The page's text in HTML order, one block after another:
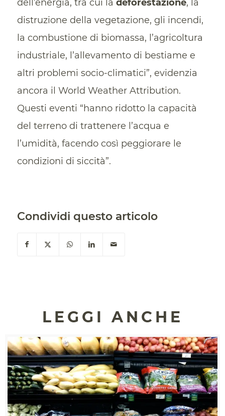
dell’energia, tra cui la deforestazione, la
distruzione della vegetazione, gli incendi,
la combustione di biomassa, l’agricoltura
industriale, l’allevamento di bestiame e
altri problemi socio-climatici”, evidenzia
ancora il World Weather Attribution.
Questi eventi “hanno ridotto la capacità
del terreno di trattenere l’acqua e
l’umidità, facendo così peggiorare le
condizioni di siccità”.
Condividi questo articolo
LEGGI ANCHE